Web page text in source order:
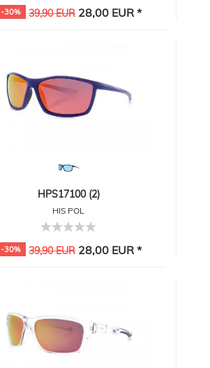
-30% 39,90 EUR28,00 EUR *
HPS17100 (2)
HIS POL
-30% 39,90 EUR28,00 EUR *